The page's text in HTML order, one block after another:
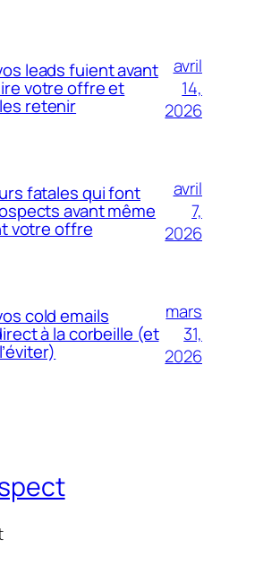
leads fuient avant
votre offre et
retenir
avril
14,
2026
fatales qui font
avant même
votre offre
avril
7,
2026
cold emails
à la corbeille (et
mars
31,
2026